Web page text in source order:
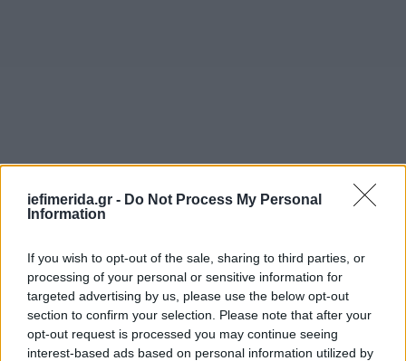
iefimerida.gr - Do Not Process My Personal
Information
If you wish to opt-out of the sale, sharing to third parties, or
processing of your personal or sensitive information for
targeted advertising by us, please use the below opt-out
section to confirm your selection. Please note that after your
opt-out request is processed you may continue seeing
interest-based ads based on personal information utilized by